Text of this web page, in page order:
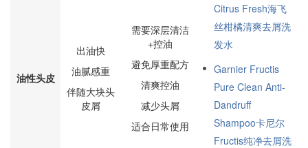
油性头皮
出油快
油腻感重
伴随大块头
皮屑
需要深层清洁
+控油
避免厚重配方
清爽控油
减少头屑
适合日常使用
Citrus Fresh海飞
丝柑橘清爽去屑洗
发水
Garnier Fructis
Pure Clean Anti-
Dandruff
Shampoo卡尼尔
Fructis纯净去屑洗